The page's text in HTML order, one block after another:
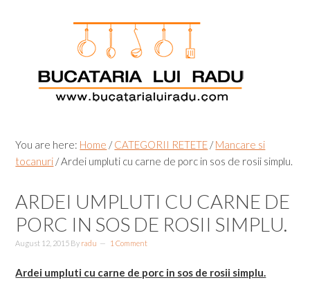
You are here: Home / CATEGORII RETETE / Mancare si
tocanuri /Ardei umpluti cu carne de porc in sos de rosii simplu.
ARDEI UMPLUTI CU CARNE DE
PORC IN SOS DE ROSII SIMPLU.
August 12, 2015 By radu 1 Comment
Ardei umpluti cu carne de porc in sos de rosii simplu.